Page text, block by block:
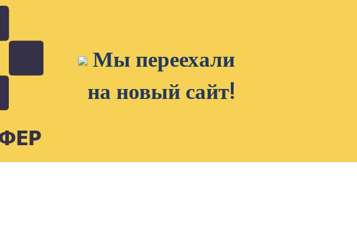
Мы переехали
на новый сайт!